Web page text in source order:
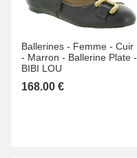
Ballerines - Femme - Cuir
- Marron - Ballerine Plate -
BIBI LOU
168.00 €